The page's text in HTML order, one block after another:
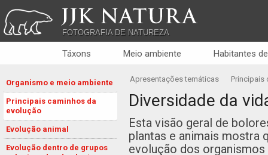
JJK NATURA
FOTOGRAFIA DE NATUREZA
Táxons Meio ambiente Habitantes
Organismo e meio ambiente
Principais caminhos da
evolução
Evolução animal
Evolução dentro de grupos
Apresentações temáticas Principais
Diversidade da
Esta visão geral de
plantas e animais mostra
evolução dos